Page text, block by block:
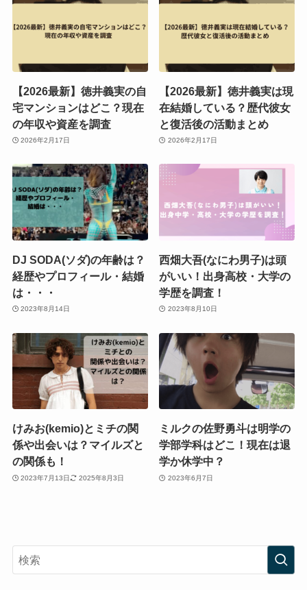
【2026最新】徳井義実の自
宅マンションはどこ？現在
の年収や資産を調査
2026年2月17日
【2026最新】徳井義実は現
在結婚している？歴代彼女
と復活後の活動まとめ
2026年2月17日
DJ SODA(ソダ)の年齢は？
経歴やプロフィール・結婚
は・・・
2023年8月14日
西畑大吾(なにわ男子)は頭
がいい！出身高校・大学の
学歴を調査！
2023年8月10日
けみお(kemio)とミチの関
係や出会いは？マイルズと
の関係も！
2023年7月13日 2025年8月3日
ミルクの佐野勇斗は明学の
学部学科はどこ！現在は退
学か休学中？
2023年6月7日